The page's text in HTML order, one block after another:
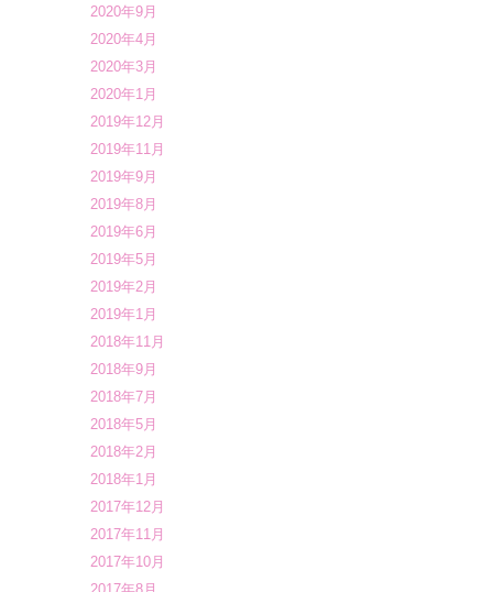
2020年9月
2020年4月
2020年3月
2020年1月
2019年12月
2019年11月
2019年9月
2019年8月
2019年6月
2019年5月
2019年2月
2019年1月
2018年11月
2018年9月
2018年7月
2018年5月
2018年2月
2018年1月
2017年12月
2017年11月
2017年10月